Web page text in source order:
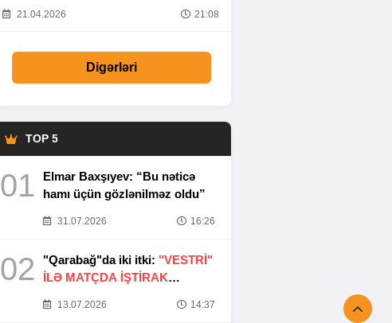
21.04.2026 21:08
Digərləri
TOP 5
01
Elmar Baxşıyev: “Bu nəticə
hamı üçün gözlənilməz oldu”
31.07.2026 16:26
02 "Qarabağ"da iki itki: "VESTRİ"
İLƏ MATÇDA İŞTİRAK
13.07.2026 14:37